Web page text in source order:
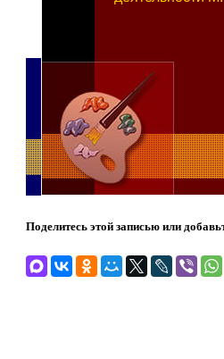
Поделитесь этой записью или